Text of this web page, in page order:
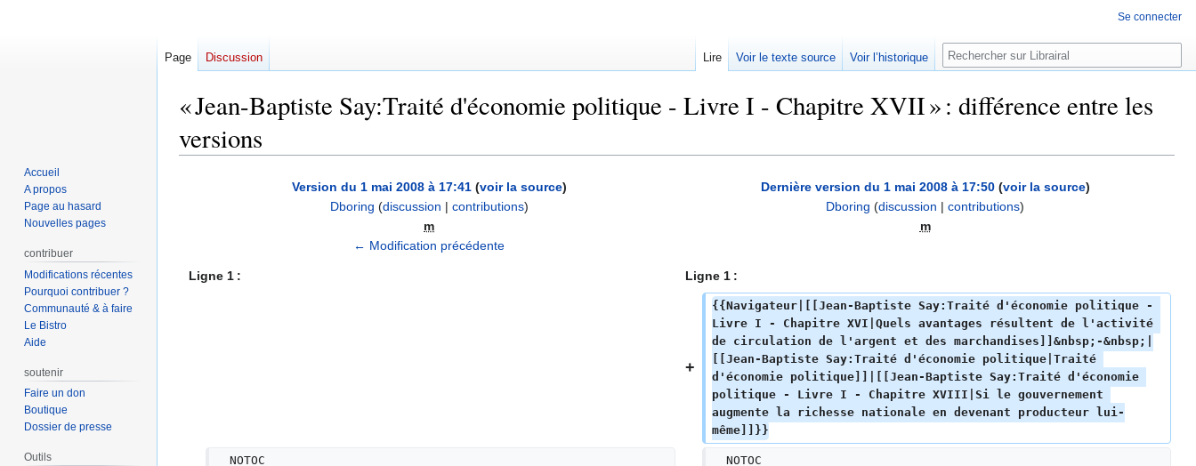
« Jean-Baptiste Say:Traité d'économie politique - Livre I - Chapitre XVII » : différence entre les
versions
Version du 1 mai 2008 à 17:41 (voir la source)
Dboring (discussion | contributions)
m
c
← Modification précédente
Dernière version du 1 mai 2008 à 17:50 (voir la source)
Dboring (discussion | contributions)
m
c
é
Ligne 1 : Ligne 1 :
{{Navigateur|[[Jean-Baptiste Say:Traité d'économie politique -
Livre I - Chapitre XVI|Quels avantages résultent de l'activité
de circulation de l'argent et des marchandises]]&nbsp;-&nbsp;|
[[Jean-Baptiste Say:Traité d'économie politique|Traité
d'économie politique]]|[[Jean-Baptiste Say:Traité d'économie
politique - Livre I - Chapitre XVIII|Si le gouvernement
augmente la richesse nationale en devenant producteur lui-
même]]}}
__NOTOC__ __NOTOC__
Se connecter
Page Discussion Lire Voir le texte source Voir l’historique Rechercher
Accueil
A propos
Page au hasard
Nouvelles pages
contribuer
Modifications récentes
Pourquoi contribuer ?
Communauté & à faire
Le Bistro
Aide
soutenir
Faire un don
Boutique
Dossier de presse
Outils